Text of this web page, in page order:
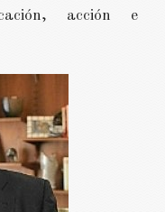
acción e